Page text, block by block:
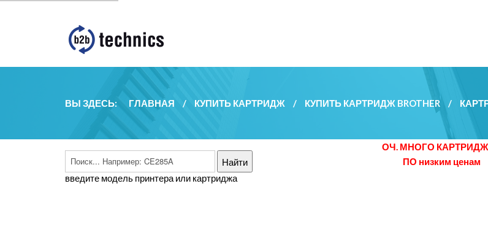
ВЫ ЗДЕСЬ: ГЛАВНАЯ / КУПИТЬ КАРТРИДЖ / КУПИТЬ КАРТРИДЖ BROTHER /
введите модель принтера или картриджа
ОЧ. МНОГО
ПО низким ценам